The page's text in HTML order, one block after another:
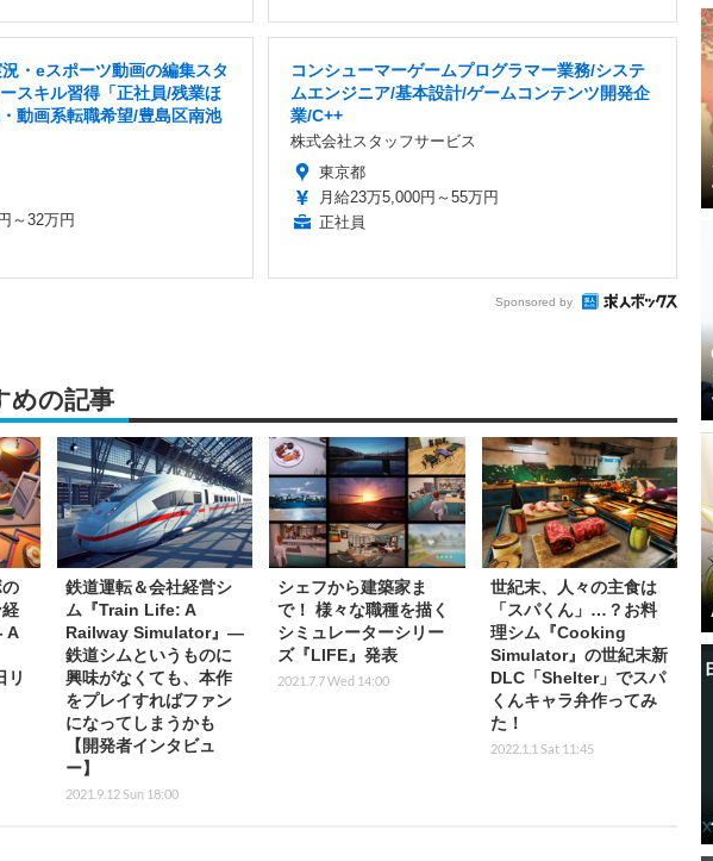
況・eスポーツ動画の編集スタ
スキル習得「正社員/残業ほ
動画系転職希望/豊島区南池
～32万円
コンシューマーゲームプログラマー業務/システ
ムエンジニア/基本設計/ゲームコンテンツ開発企
業/C++
株式会社スタッフサービス
東京都
月給23万5,000円～55万円
正社員
Sponsored by
めの記事
A
リ
鉄道運転＆会社経営シ
ム『Train Life: A
Railway Simulator』―
鉄道シムというものに
興味がなくても、本作
をプレイすればファン
になってしまうかも
【開発者インタビュ
ー】
2021.9.12 Sun 18:00
シェフから建築家ま
で！ 様々な職種を描く
シミュレーターシリー
ズ『LIFE』発表
2021.7.7 Wed 14:00
世紀末、人々の主食は
「スパくん」…？お料
理シム『Cooking
Simulator』の世紀末新
DLC「Shelter」でスパ
くんキャラ弁作ってみ
た！
2022.1.1 Sat 11:45